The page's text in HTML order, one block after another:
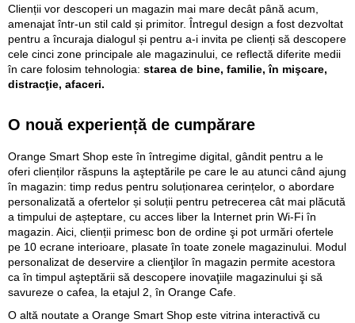
Clienții vor descoperi un magazin mai mare decât până acum,
amenajat într-un stil cald și primitor. Întregul design a fost dezvoltat
pentru a încuraja dialogul și pentru a-i invita pe clienți să descopere
cele cinci zone principale ale magazinului, ce reflectă diferite medii
în care folosim tehnologia: starea de bine, familie, în mişcare,
distracţie, afaceri.
O nouă experiență de cumpărare
Orange Smart Shop este în întregime digital, gândit pentru a le
oferi clienților răspuns la aşteptările pe care le au atunci când ajung
în magazin: timp redus pentru soluționarea cerințelor, o abordare
personalizată a ofertelor și soluții pentru petrecerea cât mai plăcută
a timpului de așteptare, cu acces liber la Internet prin Wi-Fi în
magazin. Aici, clienții primesc bon de ordine şi pot urmări ofertele
pe 10 ecrane interioare, plasate în toate zonele magazinului. Modul
personalizat de deservire a clienţilor în magazin permite acestora
ca în timpul aşteptării să descopere inovaţiile magazinului şi să
savureze o cafea, la etajul 2, în Orange Cafe.
O altă noutate a Orange Smart Shop este vitrina interactivă cu